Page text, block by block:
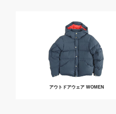
アウトドアウェア WOMEN